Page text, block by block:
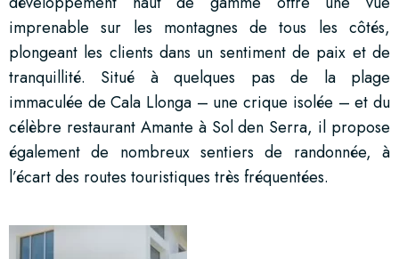
imprenable sur les montagnes de tous les côtés,
plongeant les clients dans un sentiment de paix et de
tranquillité. Situé à quelques pas de la plage
immaculée de Cala Llonga – une crique isolée – et du
célèbre restaurant Amante à Sol den Serra, il propose
également de nombreux sentiers de randonnée, à
l’écart des routes touristiques très fréquentées.